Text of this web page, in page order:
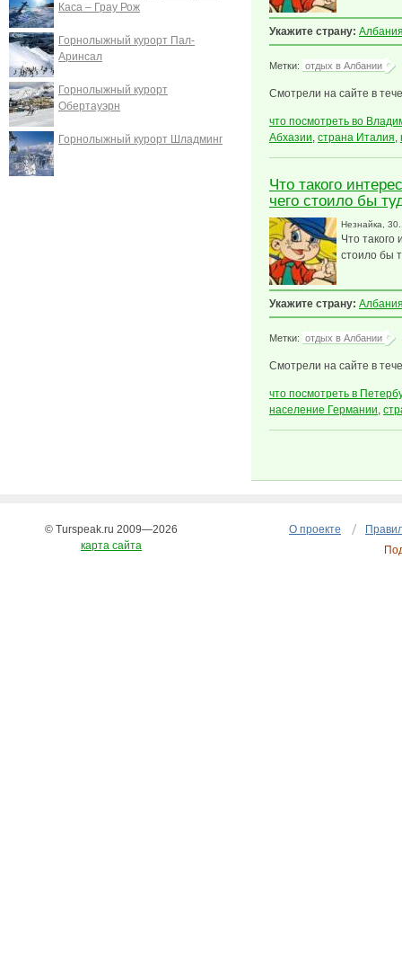
Укажите страну:
Метки: отдых в Албании
Смотрели на сайте в
что посмотреть во
Абхазии, страна Италия,
Что такого
чего стоило бы
Незнайка ,
Что такого
стоило бы
Укажите страну:
Метки: отдых в Албании
Смотрели на сайте в
что посмотреть в
население Германии,
Каса – Грау Рож
Горнолыжный курорт Пал-
Аринсал
Горнолыжный курорт
Обертауэрн
Горнолыжный курорт Шладминг
О проекте
© Turspeak.ru 2009—2026
карта сайта